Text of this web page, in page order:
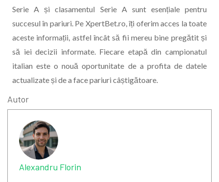
Serie A și clasamentul Serie A sunt esențiale pentru
succesul în pariuri. Pe XpertBet.ro, îți oferim acces la toate
aceste informații, astfel încât să fii mereu bine pregătit și
să iei decizii informate. Fiecare etapă din campionatul
italian este o nouă oportunitate de a profita de datele
actualizate și de a face pariuri câștigătoare.
Autor
Alexandru Florin